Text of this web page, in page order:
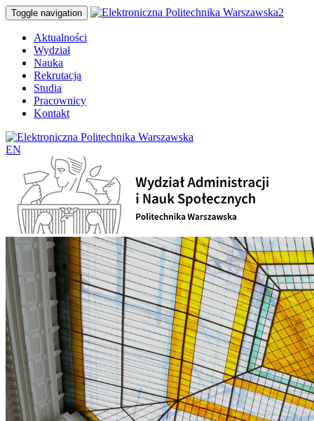
Toggle navigation
Aktualności
Wydział
Nauka
Rekrutacja
Studia
Pracownicy
Kontakt
EN